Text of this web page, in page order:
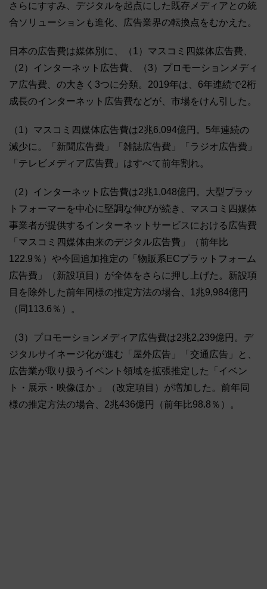
さらにすすみ、デジタルを起点にした既存メディアとの統
合ソリューションも進化、広告業界の転換点をむかえた。
日本の広告費は媒体別に、（1）マスコミ四媒体広告費、
（2）インターネット広告費、（3）プロモーションメディ
ア広告費、の大きく3つに分類。2019年は、6年連続で2桁
成長のインターネット広告費などが、市場をけん引した。
（1）マスコミ四媒体広告費は2兆6,094億円。5年連続の
減少に。「新聞広告費」「雑誌広告費」「ラジオ広告費」
「テレビメディア広告費」はすべて前年割れ。
（2）インターネット広告費は2兆1,048億円。大型プラッ
トフォーマーを中心に堅調な伸びが続き、マスコミ四媒体
事業者が提供するインターネットサービスにおける広告費
「マスコミ四媒体由来のデジタル広告費」（前年比
122.9％）や今回追加推定の「物販系ECプラットフォーム
広告費」（新設項目）が全体をさらに押し上げた。新設項
目を除外した前年同様の推定方法の場合、1兆9,984億円
（同113.6％）。
（3）プロモーションメディア広告費は2兆2,239億円。デ
ジタルサイネージ化が進む「屋外広告」「交通広告」と、
広告業が取り扱うイベント領域を拡張推定した「イベン
ト・展示・映像ほか 」（改定項目）が増加した。前年同
様の推定方法の場合、2兆436億円（前年比98.8％）。